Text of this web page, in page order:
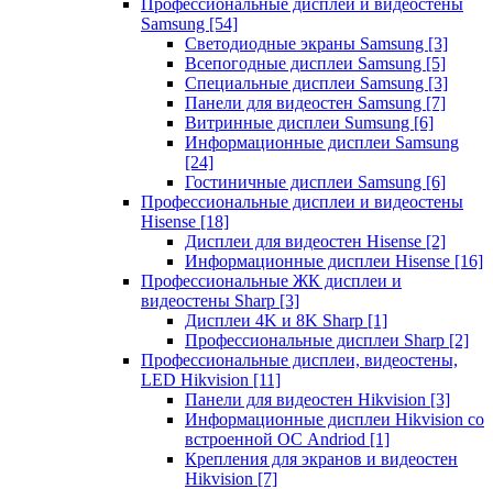
Профессиональные дисплеи и видеостены
Samsung [54]
Светодиодные экраны Samsung [3]
Всепогодные дисплеи Samsung [5]
Специальные дисплеи Samsung [3]
Панели для видеостен Samsung [7]
Витринные дисплеи Sumsung [6]
Информационные дисплеи Samsung
[24]
Гостиничные дисплеи Samsung [6]
Профессиональные дисплеи и видеостены
Hisense [18]
Дисплеи для видеостен Hisense [2]
Информационные дисплеи Hisense [16]
Профессиональные ЖК дисплеи и
видеостены Sharp [3]
Дисплеи 4K и 8K Sharp [1]
Профессиональные дисплеи Sharp [2]
Профессиональные дисплеи, видеостены,
LED Hikvision [11]
Панели для видеостен Hikvision [3]
Информационные дисплеи Hikvision со
встроенной ОС Andriod [1]
Крепления для экранов и видеостен
Hikvision [7]